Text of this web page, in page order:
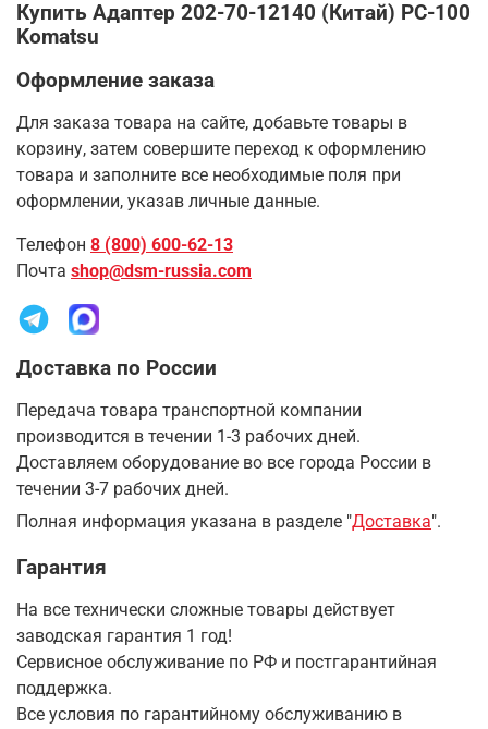
Купить Адаптер 202-70-12140 (Китай) PC-100
Komatsu
Оформление заказа
Для заказа товара на сайте, добавьте товары в
корзину, затем совершите переход к оформлению
товара и заполните все необходимые поля при
оформлении, указав личные данные.
Телефон 8 (800) 600-62-13
Почта shop@dsm-russia.com
Доставка по России
Передача товара транспортной компании
производится в течении 1-3 рабочих дней.
Доставляем оборудование во все города России в
течении 3-7 рабочих дней.
Полная информация указана в разделе "Доставка".
Гарантия
На все технически сложные товары действует
заводская гарантия 1 год!
Сервисное обслуживание по РФ и постгарантийная
поддержка.
Все условия по гарантийному обслуживанию в